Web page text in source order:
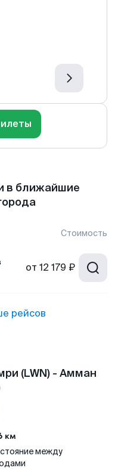
в ближайшие
Стоимость
от 12 179 ₽
рейсов
(LWN) - Амман
км
между